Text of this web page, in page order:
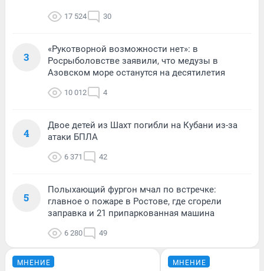
17 524 30
3
«Рукотворной возможности нет»: в
Росрыболовстве заявили, что медузы в
Азовском море останутся на десятилетия
10 012 4
4
Двое детей из Шахт погибли на Кубани из-за
атаки БПЛА
6 371 42
5
Полыхающий фургон мчал по встречке:
главное о пожаре в Ростове, где сгорели
заправка и 21 припаркованная машина
6 280 49
МНЕНИЕ МНЕНИЕ